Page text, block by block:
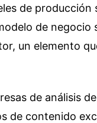
de producción
de negocio
un elemento
de análisis
de contenido